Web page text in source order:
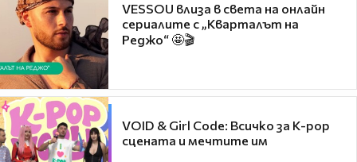
VESSOU влиза в света на онлайн
сериалите с „Кварталът на
Реджо“ 🤩🎬
VOID & Girl Code: Всичко за K-pop
сцената и мечтите им